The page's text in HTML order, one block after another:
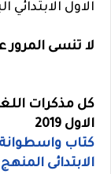
الاول الابتدائي
لا تنسى المرور
كل مذكرات
الاول 2019
كتاب واسطوانة
الابتدائى